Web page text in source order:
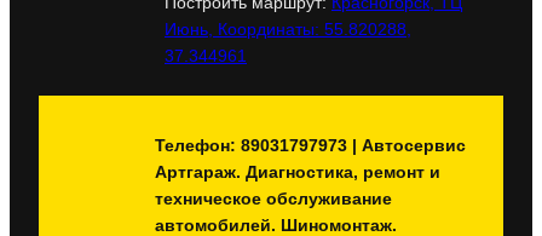
Июнь, Координаты: 55.820288,
37.344961
Телефон: 89031797973 | Автосервис
Артгараж. Диагностика, ремонт и
техническое обслуживание
автомобилей. Шиномонтаж.